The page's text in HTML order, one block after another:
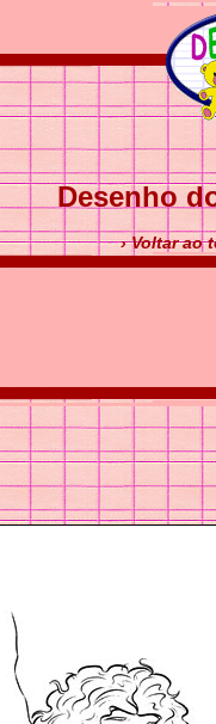
Desenho
› Voltar ao